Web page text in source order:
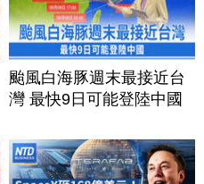
颱風白海豚週末最接近台
灣 最快9日可能登陸中國